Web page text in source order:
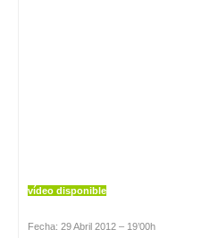
vídeo disponible
Fecha: 29 Abril 2012 – 19’00h